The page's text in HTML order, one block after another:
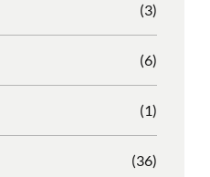
(3)
(6)
(1)
(36)